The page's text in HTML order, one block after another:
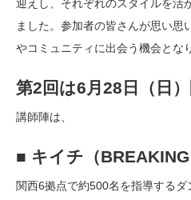
迎えし、それぞれのスタイルを活
ました。参加者の皆さんが思い思
やコミュニティに出会う機会とな
第2回は6月28日（日）
講師陣は、
■ キイチ（BREAKING
関西6拠点で約500名を指導するダ